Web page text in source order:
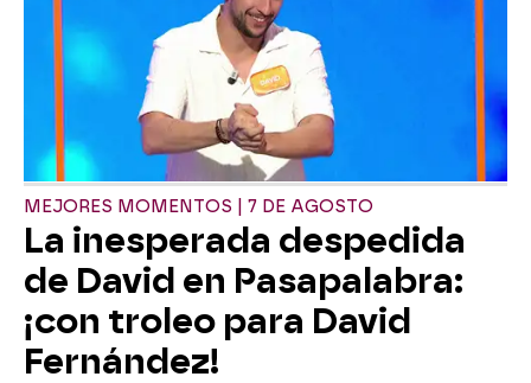
MEJORES MOMENTOS | 7 DE AGOSTO
La inesperada despedida
de David en Pasapalabra:
¡con troleo para David
Fernández!